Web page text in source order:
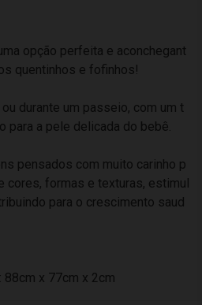
opção perfeita e aconchegant
quentinhos e fofinhos!
durante um passeio, com um t
para a pele delicada do bebê.
pensados com muito carinho p
cores, formas e texturas, estimul
para o crescimento saud
88cm x 77cm x 2cm